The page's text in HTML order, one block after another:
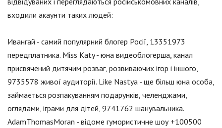
входили акаунти таких людей:
Ивангай - самий популярний блогер Росії, 13351973
передплатника. Miss Katy - юна видеоблогерша, канал
присвячений дитячим розваг, розвиваючих ігор і іншого,
9735578 живої аудиторії. Like Nastya - ще більш юна особа,
займається розпакуванням подарунків, челенджами,
оглядами, іграми для дітей, 9741762 шанувальника.
AdamThomasMoran - відоме гумористичне шоу +100500